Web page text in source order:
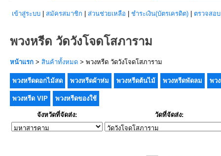
เข้าสู่ระบบ สมัครสมาชิก ส่วนช่วยเหลือ ชำระเงิน(บัตรเครดิต) ตรวจสอ
พวงหรีด วัดวังโจดโสภาราม
หน้าแรก > สินค้าทั้งหมด > พวงหรีด วัดวังโจดโสภาราม
พวงหรีดดอกไม้สด พวงหรีดผ้าห่ม พวงหรีดต้นไม้ พวงหรีดพัดลม พว
พวงหรีด VIP พวงหรีดของใช้
จังหวัดที่จัดส่ง: วัดที่จัดส่ง: